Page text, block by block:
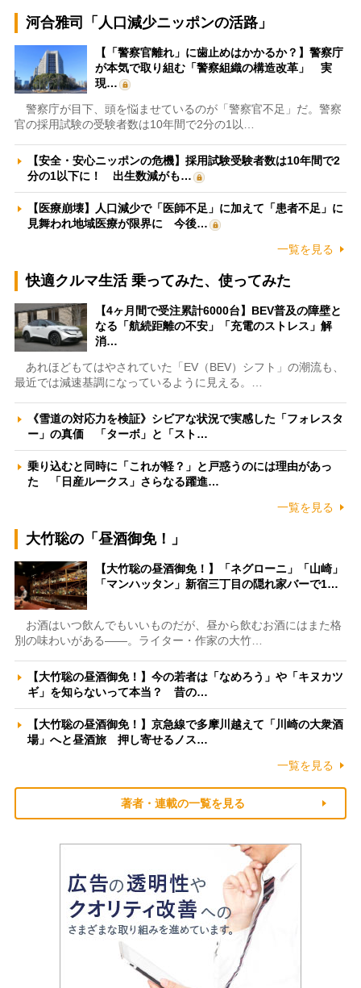
河合雅司「人口減少ニッポンの活路」
【「警察官離れ」に歯止めはかかるか？】警察庁
が本気で取り組む「警察組織の構造改革」 実
現…
警察庁が目下、頭を悩ませているのが「警察官不足」だ。警察
官の採用試験の受験者数は10年間で2分の1以…
【安全・安心ニッポンの危機】採用試験受験者数は10年間で2
分の1以下に！ 出生数減がも…
【医療崩壊】人口減少で「医師不足」に加えて「患者不足」に
見舞われ地域医療が限界に 今後…
一覧を見る
快適クルマ生活 乗ってみた、使ってみた
【4ヶ月間で受注累計6000台】BEV普及の障壁と
なる「航続距離の不安」「充電のストレス」解
消…
あれほどもてはやされていた「EV（BEV）シフト」の潮流も、
最近では減速基調になっているように見える。…
《雪道の対応力を検証》シビアな状況で実感した「フォレスタ
ー」の真価 「ターボ」と「スト…
乗り込むと同時に「これが軽？」と戸惑うのには理由があっ
た 「日産ルークス」さらなる躍進…
一覧を見る
大竹聡の「昼酒御免！」
【大竹聡の昼酒御免！】「ネグローニ」「山崎」
「マンハッタン」新宿三丁目の隠れ家バーで1…
お酒はいつ飲んでもいいものだが、昼から飲むお酒にはまた格
別の味わいがある――。ライター・作家の大竹…
【大竹聡の昼酒御免！】今の若者は「なめろう」や「キヌカツ
ギ」を知らないって本当？ 昔の…
【大竹聡の昼酒御免！】京急線で多摩川越えて「川崎の大衆酒
場」へと昼酒旅 押し寄せるノス…
一覧を見る
著者・連載の一覧を見る